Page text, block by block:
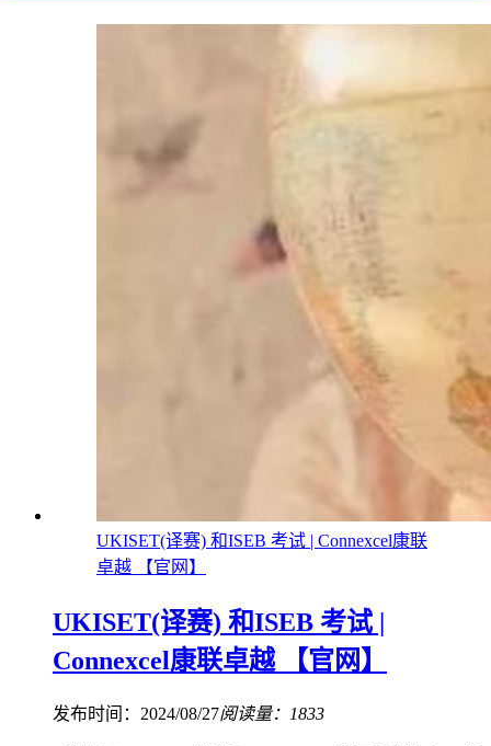
UKISET(译赛) 和ISEB 考试 | Connexcel康联
卓越 【官网】
UKISET(译赛) 和ISEB 考试 |
Connexcel康联卓越 【官网】
发布时间：2024/08/27阅读量：1833